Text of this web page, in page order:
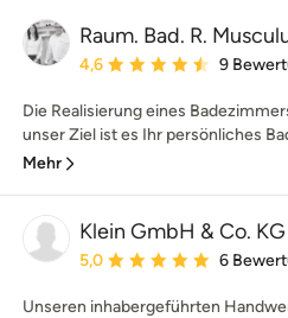
Raum. Bad. R.
Durchschnittliche
4,6 9
Die Realisierung eines
unser Ziel ist es Ihr persönliches
Mehr
Klein GmbH & Co. KG
Durchschnittliche
5,0 6
Unseren inhabergeführten